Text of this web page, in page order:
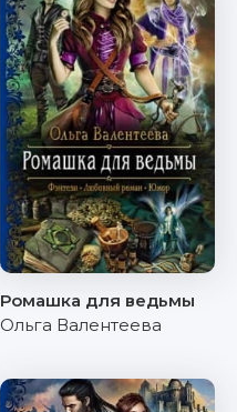
Ромашка для ведьмы
Ольга Валентеева